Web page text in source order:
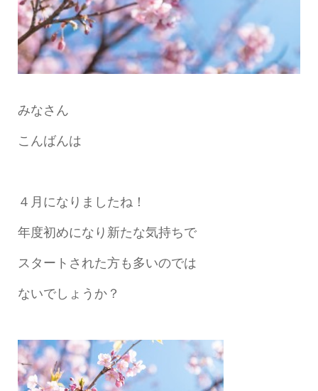
みなさん
こんばんは
４月になりましたね！
年度初めになり新たな気持ちで
スタートされた方も多いのでは
ないでしょうか？